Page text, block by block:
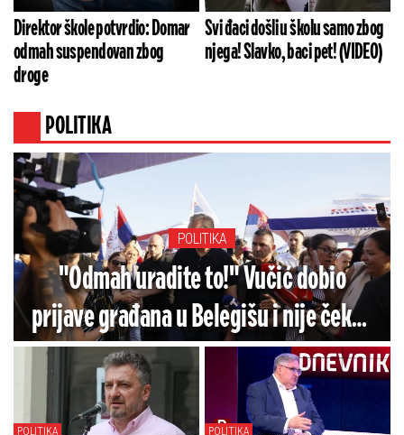
Direktor škole potvrdio: Domar
odmah suspendovan zbog
droge
Svi đaci došli u školu samo zbog
njega! Slavko, baci pet! (VIDEO)
POLITIKA
POLITIKA
"Odmah uradite to!" Vučić dobio
prijave građana u Belegišu i nije čekao
ni tren: Evo šta je poručio
POLITIKA POLITIKA